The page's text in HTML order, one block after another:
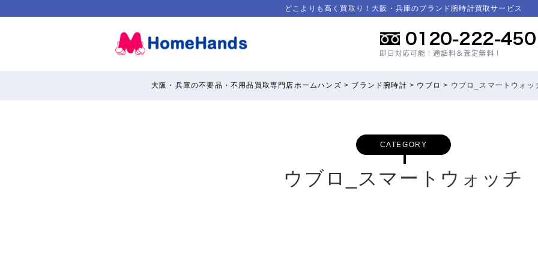
どこよりも高く買取り！大阪・兵庫のブランド腕時計買取サービス
大阪・兵庫の不要品・不用品買取専門店ホームハンズ > ブランド腕時計 > ウブロ > ウブロ_スマートウォッ
CATEGORY
ウブロ_スマートウォッチ